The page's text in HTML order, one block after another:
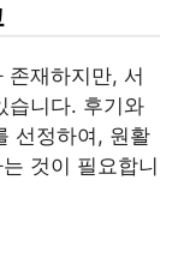
존재하지만, 서
습니다. 후기와
선정하여, 원활
것이 필요합니